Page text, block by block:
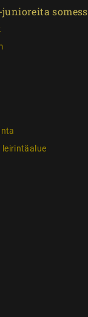
junioreita
leirintäalue